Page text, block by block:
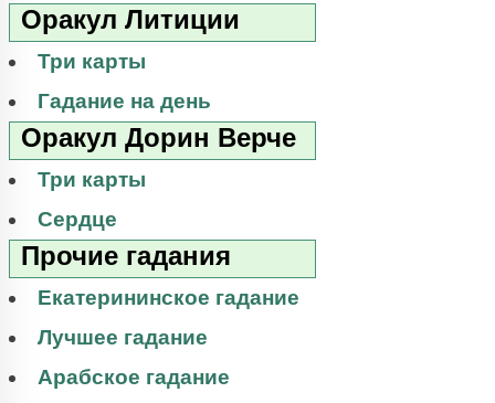
Оракул Литиции
Три карты
Гадание на день
Оракул Дорин Верче
Три карты
Сердце
Прочие гадания
Екатерининское гадание
Лучшее гадание
Арабское гадание